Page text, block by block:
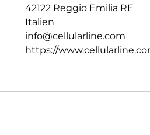
42122 Reggio Emilia RE
Italien
info@cellularline.com
https://